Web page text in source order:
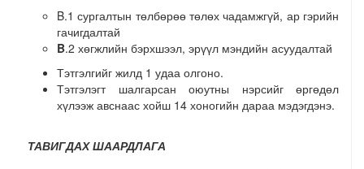
B.1 сургалтын төлбөрөө төлөх чадамжгүй, ар гэрийн
гачигдалтай
B.2 хөгжлийн бэрхшээл, эрүүл мэндийн асуудалтай
Тэтгэлгийг жилд 1 удаа олгоно.
Тэтгэлэгт шалгарсан оюутны нэрсийг өргөдөл
хүлээж авснаас хойш 14 хоногийн дараа мэдэгдэнэ.
ТАВИГДАХ ШААРДЛАГА